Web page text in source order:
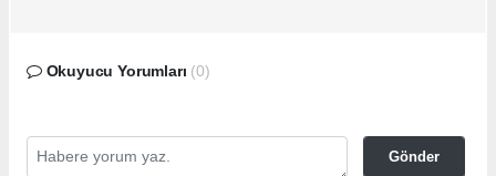
Okuyucu Yorumları (0)
Gönder